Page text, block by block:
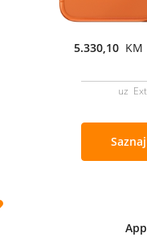
5.330,10
uz